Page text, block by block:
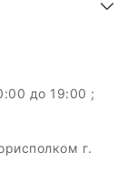
до 19:00 ;
г.